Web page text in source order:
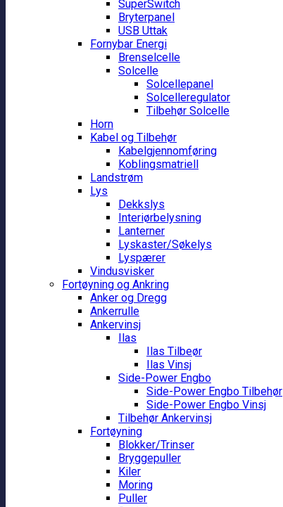
SuperSwitch
Bryterpanel
USB Uttak
Fornybar Energi
Brenselcelle
Solcelle
Solcellepanel
Solcelleregulator
Tilbehør Solcelle
Horn
Kabel og Tilbehør
Kabelgjennomføring
Koblingsmatriell
Landstrøm
Lys
Dekkslys
Interiørbelysning
Lanterner
Lyskaster/Søkelys
Lyspærer
Vindusvisker
Fortøyning og Ankring
Anker og Dregg
Ankerrulle
Ankervinsj
Ilas
Ilas Tilbeør
Ilas Vinsj
Side-Power Engbo
Side-Power Engbo Tilbehør
Side-Power Engbo Vinsj
Tilbehør Ankervinsj
Fortøyning
Blokker/Trinser
Bryggepuller
Kiler
Moring
Puller